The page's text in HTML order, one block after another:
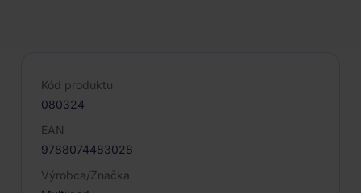
Kód produktu
080324
EAN
9788074483028
Výrobca/Značka